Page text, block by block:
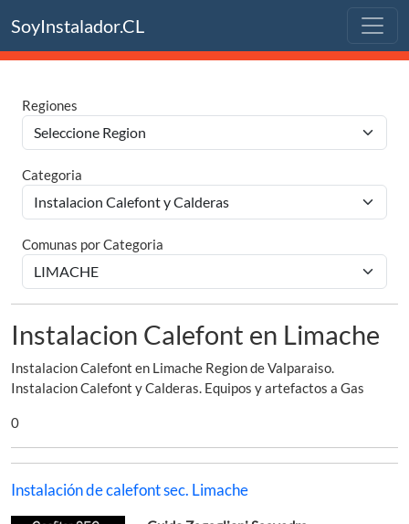
SoyInstalador.CL
Regiones
Categoria
Comunas por Categoria
Instalacion Calefont en Limache
Instalacion Calefont en Limache Region de Valparaiso.
Instalacion Calefont y Calderas. Equipos y artefactos a Gas
0
Instalación de calefont sec. Limache